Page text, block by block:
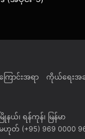
ောင်းအရာ ကိုယ်ရေးအ
ယ်၊ ရန်ကုန်၊ မြန်မာ
တ် (+95) 969 0000